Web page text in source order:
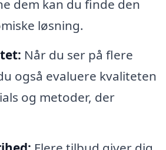
dem kan du finde den
løsning.
Når du ser på flere
også evaluere kvaliteten
og metoder, der